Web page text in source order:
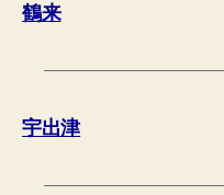
鶴来
宇出津